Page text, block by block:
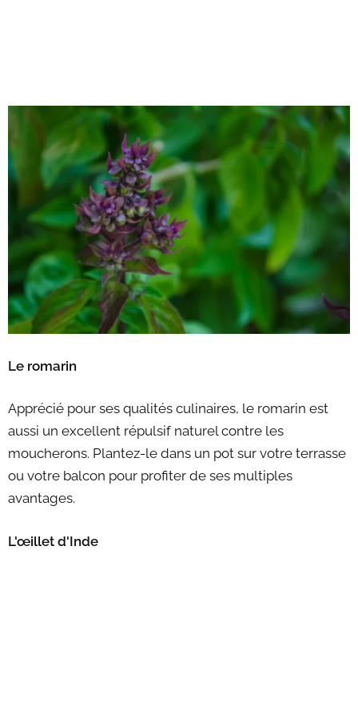
Le romarin
Apprécié pour ses qualités culinaires, le romarin est
aussi un excellent répulsif naturel contre les
moucherons. Plantez-le dans un pot sur votre terrasse
ou votre balcon pour profiter de ses multiples
avantages.
L'œillet d'Inde